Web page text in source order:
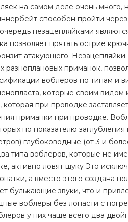
на самом деле очень много,
способен пройти
незацепляйками
позволяет прятать острие
атакующего.
приманок,
воблеров по типам и
которые своим
при проводке
приманки при проводке.
по показателю
глубоководные (от 3 и
типа воблеров, которые не
активно ловят щуку Это
а вместо этого создана
булькающие звуки, что и
воблеры без лопасти с
у них чаще всего два